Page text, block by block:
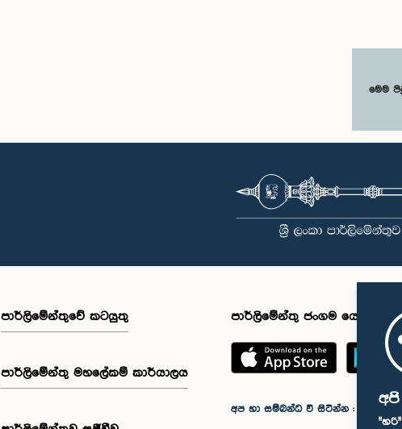
මෙම
පාර්ලිමේන්තුවේ කටයුතු
පාර්ලිමේන්තු මහලේකම් කාර්යාලය
පාර්ලිමේන්තු ජංගම යෙදුම
අප හා සම්බන්ධ වී සිටින්න :